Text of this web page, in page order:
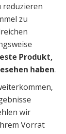
zu
Produkt,
haben.
wir
Vorrat